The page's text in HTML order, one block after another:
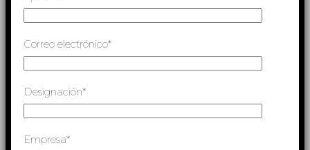
Correo electrónico*
Designación*
Empresa*